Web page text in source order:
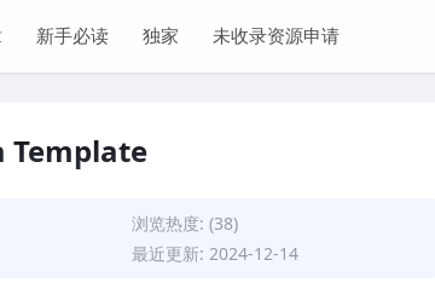
新手必读 独家 未收录资源申请
Template
浏览热度: (38)
最近更新: 2024-12-14